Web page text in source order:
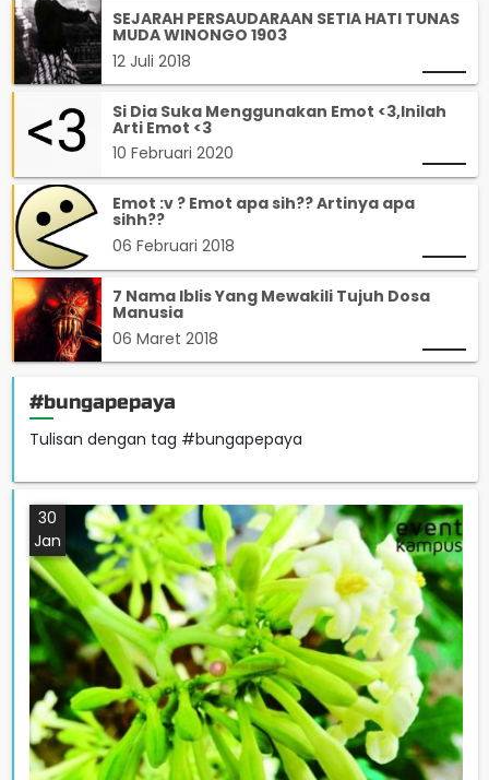
SEJARAH PERSAUDARAAN SETIA HATI TUNAS
MUDA WINONGO 1903
12 Juli 2018
Si Dia Suka Menggunakan Emot <3,Inilah
Arti Emot <3
10 Februari 2020
Emot :v ? Emot apa sih?? Artinya apa
sihh??
06 Februari 2018
7 Nama Iblis Yang Mewakili Tujuh Dosa
Manusia
06 Maret 2018
#bungapepaya
Tulisan dengan tag #bungapepaya
30
Jan